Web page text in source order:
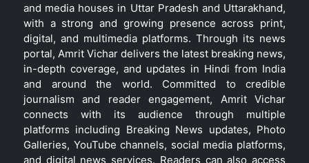
and media houses in Uttar Pradesh and Uttarakhand,
with a strong and growing presence across print,
digital, and multimedia platforms. Through its news
portal, Amrit Vichar delivers the latest breaking news,
in-depth coverage, and updates in Hindi from India
and around the world. Committed to credible
journalism and reader engagement, Amrit Vichar
connects with its audience through multiple
platforms including Breaking News updates, Photo
Galleries, YouTube channels, social media platforms,
and digital news services. Readers can also access